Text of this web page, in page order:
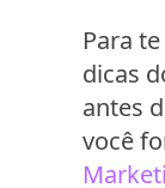
Para
dicas
antes
você